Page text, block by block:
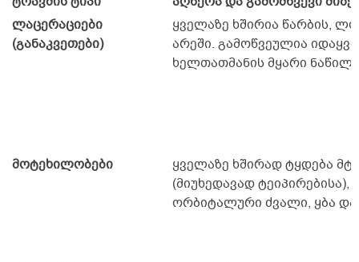
ლაცერაციები
(განაკვეთები)
ყველაზე ხშირია წარბის,
არეში. გამოწვეულია
ხელთათმანის მყარი
მოტეხილობები
ყველაზე ხშირად ტყდება
(მიუხედავად ტეიპირებისა),
ორბიტალური ძვალი, ყბა და